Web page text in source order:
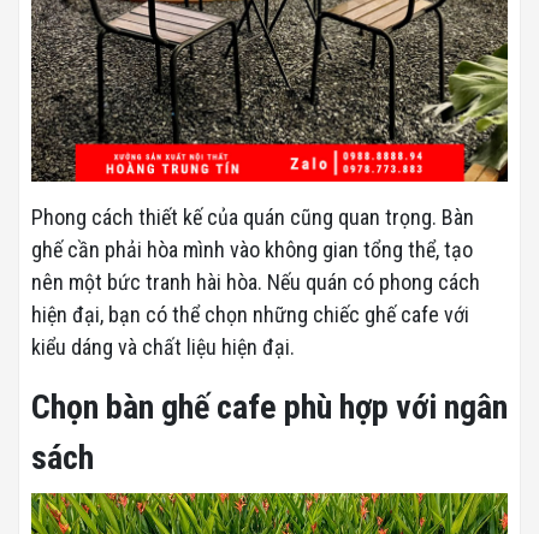
Phong cách thiết kế của quán cũng quan trọng. Bàn
ghế cần phải hòa mình vào không gian tổng thể, tạo
nên một bức tranh hài hòa. Nếu quán có phong cách
hiện đại, bạn có thể chọn những chiếc ghế cafe với
kiểu dáng và chất liệu hiện đại.
Chọn bàn ghế cafe phù hợp với ngân
sách